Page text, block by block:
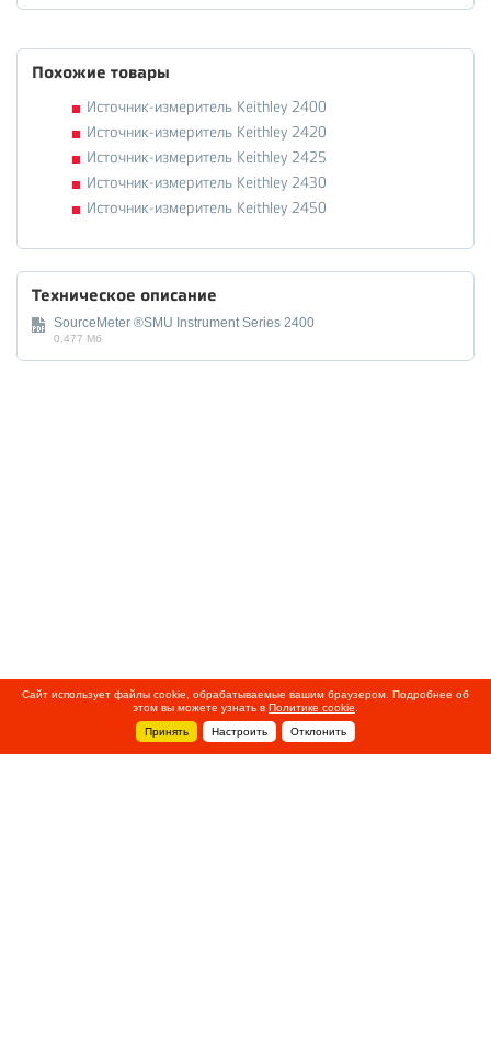
Похожие товары
Источник-измеритель Keithley 2400
Источник-измеритель Keithley 2420
Источник-измеритель Keithley 2425
Источник-измеритель Keithley 2430
Источник-измеритель Keithley 2450
Техническое описание
SourceMeter ®SMU Instrument Series 2400
0.477 Мб
Сайт использует файлы cookie, обрабатываемые вашим браузером. Подробнее об
этом вы можете узнать в Политике cookie
Принять
Настроить Отклонить